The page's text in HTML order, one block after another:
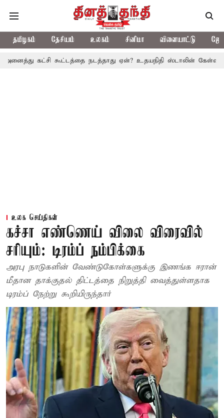
தமிழகம் தேசியம் உலகம் சினிமா விளையாட்டு
கூட்டத்தை நடத்தாது ஏன்? உதயநிதி ஸ்டாலின் கேள்வி த.வெ.க.
உலக செய்திகள்
கச்சா எண்ணெய் விலை விரைவில்
சரியும்: டிரம்ப் நம்பிக்கை
அரபு நாடுகளின் வேண்டுகோள்களுக்கு இணங்க ஈரான்
மீதான தாக்குதல் திட்டத்தை நிறுத்தி வைத்துள்ளதாக
டிரம்ப் நேற்று கூறியிருந்தார்